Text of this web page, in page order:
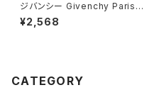
ジバンシー Givenchy Paris
スカート 巻きスカート 黒 38サ
イズ 900700
¥2,568
CATEGORY